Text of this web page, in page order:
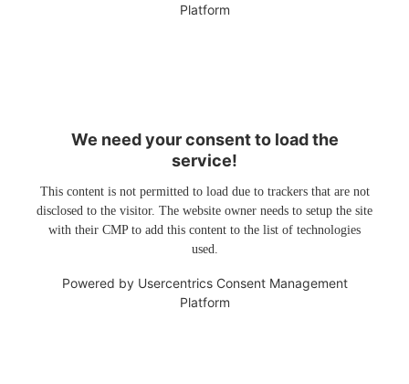
Platform
We need your consent to load the
service!
This content is not permitted to load due to trackers that are not
disclosed to the visitor. The website owner needs to setup the site
with their CMP to add this content to the list of technologies
used.
Powered by Usercentrics Consent Management
Platform